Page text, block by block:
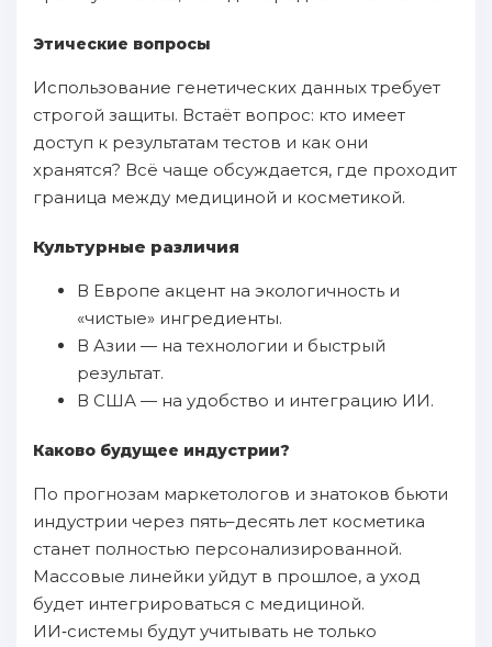
Этические вопросы
Использование генетических данных требует
строгой защиты. Встаёт вопрос: кто имеет
доступ к результатам тестов и как они
хранятся? Всё чаще обсуждается, где проходит
граница между медициной и косметикой.
Культурные различия
В Европе акцент на экологичность и
«чистые» ингредиенты.
В Азии — на технологии и быстрый
результат.
В США — на удобство и интеграцию ИИ.
Каково будущее индустрии?
По прогнозам маркетологов и знатоков бьюти
индустрии через пять–десять лет косметика
станет полностью персонализированной.
Массовые линейки уйдут в прошлое, а уход
будет интегрироваться с медициной.
ИИ‑системы будут учитывать не только